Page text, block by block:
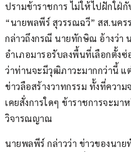
ปรามข้าราชการ ไม่ให้ไปฝักใฝ่
“นายพลพีร์ สุวรรณฉวี” สส.นคร
กล่าวถึงกรณี นายทักษิณ อ้างว่า
อำเภอมารอรับลงพื้นที่เลือกตั้งซ่
ว่าท่านจะมีวุฒิภาวะมากกว่านี้ แ
ข่าวลือสร้างวาทกรรม ทั้งที่ควา
เคยสั่งการใดๆ ข้าราชการจะม
วิจารณญาณ
นายพลพีร์ กล่าวว่า ข่าวของนา